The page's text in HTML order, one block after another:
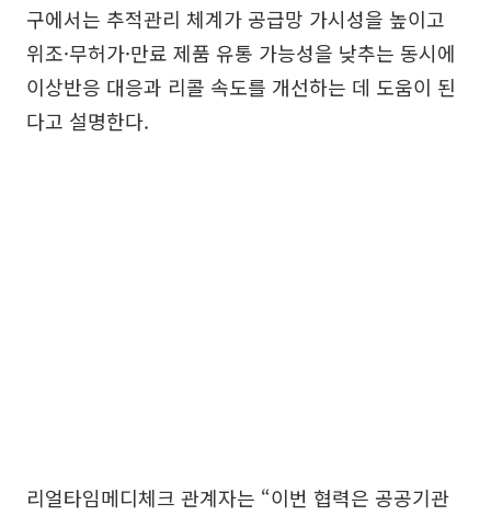
구에서는 추적관리 체계가 공급망 가시성을 높이고
위조·무허가·만료 제품 유통 가능성을 낮추는 동시에
이상반응 대응과 리콜 속도를 개선하는 데 도움이 된
다고 설명한다.
리얼타임메디체크 관계자는 “이번 협력은 공공기관